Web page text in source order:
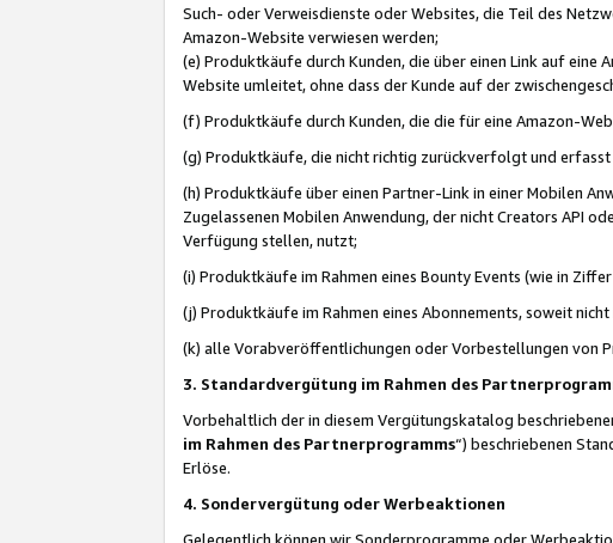
Such- oder Verweisdienste oder Websites, die Teil des
Amazon-Website verwiesen werden;
(e) Produktkäufe durch Kunden, die über einen Link auf
Website umleitet, ohne dass der Kunde auf der
(f) Produktkäufe durch Kunden, die die für eine Amazon-
(g) Produktkäufe, die nicht richtig zurückverfolgt und
(h) Produktkäufe über einen Partner-Link in einer Mobilen
Zugelassenen Mobilen Anwendung, der nicht Creators API
Verfügung stellen, nutzt;
(i) Produktkäufe im Rahmen eines Bounty Events (wie in
(j) Produktkäufe im Rahmen eines Abonnements, soweit
(k) alle Vorabveröffentlichungen oder Vorbestellungen von
3. Standardvergütung im Rahmen des
Vorbehaltlich der in diesem Vergütungskatalog
im Rahmen des Partnerprogramms“) beschriebenen
Erlöse.
4. Sondervergütung oder Werbeaktionen
Gelegentlich können wir Sonderprogramme oder